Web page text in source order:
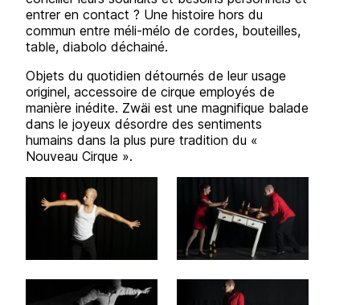
entrer en contact ? Une histoire hors du
commun entre méli-mélo de cordes, bouteilles,
table, diabolo déchainé.
Objets du quotidien détournés de leur usage
originel, accessoire de cirque employés de
manière inédite. Zwäi est une magnifique balade
dans le joyeux désordre des sentiments
humains dans la plus pure tradition du «
Nouveau Cirque ».